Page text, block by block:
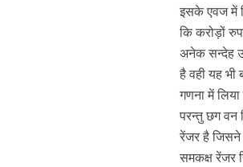
इसके एवज में
कि करोड़ों
अनेक सन्देह
है वही यह भी
गणना में
परन्तु छग वन
रेंजर है जिसने
समकक्ष रेंजर